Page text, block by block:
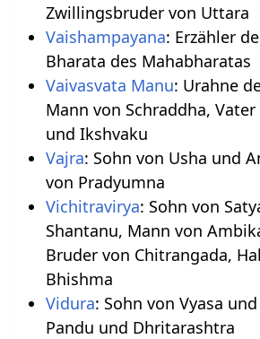
Zwillingsbruder von Uttara
Vaishampayana: Erzähler
Bharata des Mahabharatas
Vaivasvata Manu: Urahne
Mann von Schraddha,
und Ikshvaku
Vajra: Sohn von Usha und
von Pradyumna
Vichitravirya: Sohn von
Shantanu, Mann von
Bruder von Chitrangada,
Bhishma
Vidura: Sohn von Vyasa
Pandu und Dhritarashtra